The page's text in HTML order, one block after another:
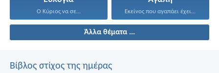
Ο Κύριος να σε... Εκείνος που αγαπάει έχει...
Άλλα θέματα ...
Βίβλος στίχος της ημέρας